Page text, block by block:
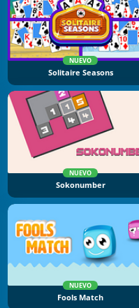
NUEVO
Solitaire Seasons
NUEVO
Sokonumber
NUEVO
Fools Match